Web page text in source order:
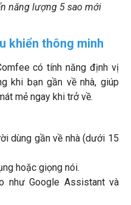
năng lượng 5 sao mới
khiển thông minh
có tính năng định vị
khi bạn gần về nhà, giúp
mẻ ngay khi trở về.
dùng gần về nhà (dưới 15
hoặc giọng nói.
như Google Assistant và